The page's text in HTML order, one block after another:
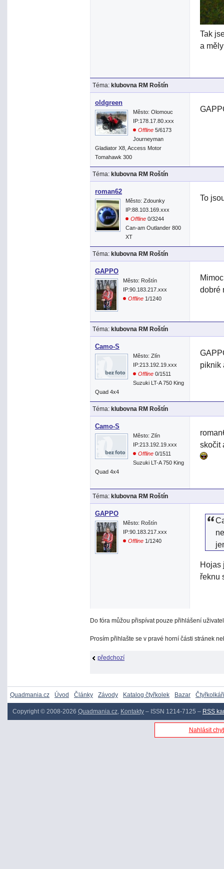
Tak
a
Téma: klubovna RM Roštín
oldgreen
Město: Olomouc
IP:178.17.80.xxx
Offline 5/6173
Journeyman
Gladiator X8, Access Motor
Tomahawk 300
Téma: klubovna RM Roštín
roman62
Město: Zdounky
IP:88.103.169.xxx
Offline 0/3244
Can-am Outlander 800
XT
To
Téma: klubovna RM Roštín
GAPPO
Město: Roštín
IP:90.183.217.xxx
Offline 1/1240
dobré
Téma: klubovna RM Roštín
Camo-S
Město: Zlín
IP:213.192.19.xxx
Offline 0/1511
Suzuki LT-A 750 King
Quad 4x4
piknik
Téma: klubovna RM Roštín
Camo-S
Město: Zlín
IP:213.192.19.xxx
Offline 0/1511
Suzuki LT-A 750 King
Quad 4x4
skočit
Téma: klubovna RM Roštín
GAPPO
Město: Roštín
IP:90.183.217.xxx
Offline 1/1240
Hojas
řeknu
Do fóra můžou přispívat pouze přihlášení
Prosím přihlašte se v pravé horní části stránek
předchozí
Quadmania.cz Úvod Články Závody Katalog čtyřkolek Bazar Čtyřkolkáři
Copyright © 2008-2026 Quadmania.cz, Kontakty – ISSN 1214-7125 – RSS
Nahlásit